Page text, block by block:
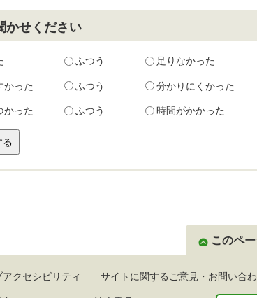
かせください
ふつう 足りなかった
かった ふつう 分かりにくかった
かった ふつう 時間がかかった
このペ
アクセシビリティ サイトに関するご意見・お問い合